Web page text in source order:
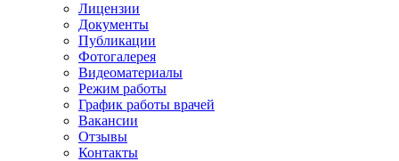
Лицензии
Документы
Публикации
Фотогалерея
Видеоматериалы
Режим работы
График работы врачей
Вакансии
Отзывы
Контакты